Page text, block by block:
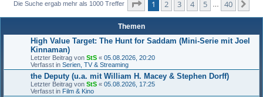
Die Suche ergab mehr als 1000 Treffer Seite von
1 2 3 4 5 40
Themen
High Value Target: The Hunt for Saddam (Mini-Serie mit Joel
Kinnaman)
Letzter Beitrag von StS « 05.08.2026, 20:20
Verfasst in Serien, TV & Streaming
the Deputy (u.a. mit William H. Macey & Stephen Dorff)
Letzter Beitrag von StS « 05.08.2026, 17:25
Verfasst in Film & Kino